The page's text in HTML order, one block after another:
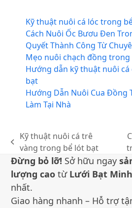
Kỹ thuật nuôi cá lóc trong
Cách Nuôi Ốc Bươu Đen
Quyết Thành Công Từ
Mẹo nuôi chạch đồng trong
Hướng dẫn kỹ thuật nuôi
bạt
Hướng Dẫn Nuôi Cua Đồng
Làm Tại Nhà
bài
trước:
Kỹ thuật nuôi cá trê
vàng trong bể lót bạt
bài
sau:
Đừng bỏ lỡ! Sở hữu ngay
lượng cao từ Lưới Bạt
nhất.
Giao hàng nhanh – Hỗ trợ